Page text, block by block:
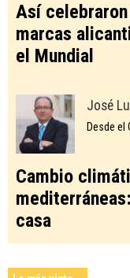
Así
marcas
el Mundial
José
Desde el
Cambio
casa